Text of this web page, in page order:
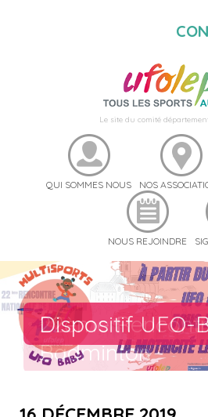
Le site du comité
QUI SOMMES NOUS NOS
NOUS REJOINDRE
Dispositif UFO-
22ème
Badminton
Catalogue
Catalogue
Notre catalogue
Notre
Volleyball
Tir à l'arc
Handball
Foot à 7
Activités
Badminton
Sport Auto